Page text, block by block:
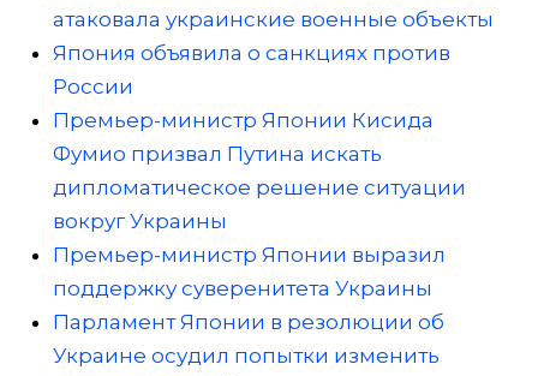
атаковала украинские военные объекты
Япония объявила о санкциях против
России
Премьер-министр Японии Кисида
Фумио призвал Путина искать
дипломатическое решение ситуации
вокруг Украины
Премьер-министр Японии выразил
поддержку суверенитета Украины
Парламент Японии в резолюции об
Украине осудил попытки изменить